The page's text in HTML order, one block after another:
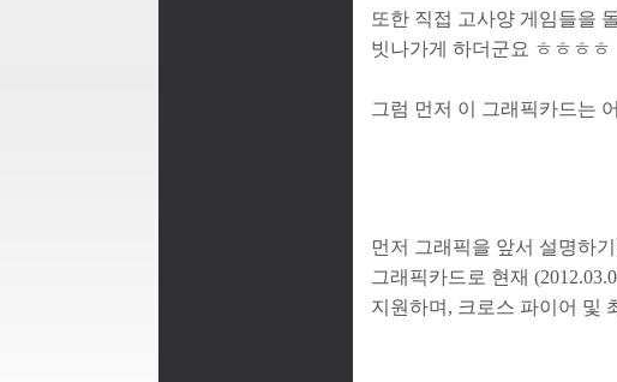
또한 직접 고사양 게임들을
빗나가게 하더군요 ㅎㅎㅎㅎ
그럼 먼저 이 그래픽카드는
먼저 그래픽을 앞서 설명하
그래픽카드로 현재
지원하며, 크로스 파이어 및